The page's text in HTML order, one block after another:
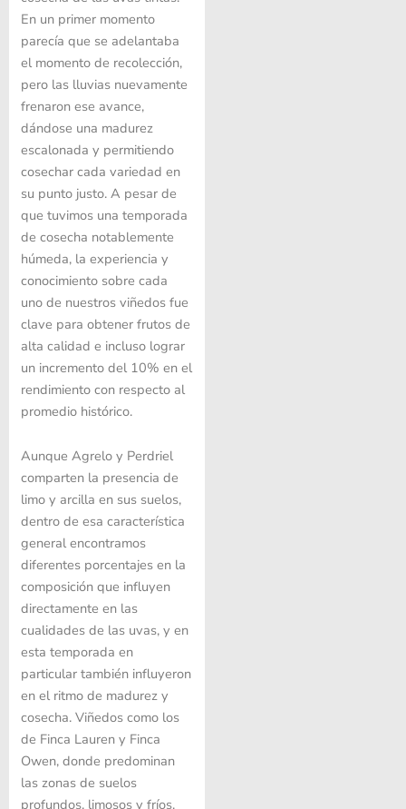
En un primer momento
parecía que se adelantaba
el momento de recolección,
pero las lluvias nuevamente
frenaron ese avance,
dándose una madurez
escalonada y permitiendo
cosechar cada variedad en
su punto justo. A pesar de
que tuvimos una temporada
de cosecha notablemente
húmeda, la experiencia y
conocimiento sobre cada
uno de nuestros viñedos fue
clave para obtener frutos de
alta calidad e incluso lograr
un incremento del 10% en el
rendimiento con respecto al
promedio histórico.
Aunque Agrelo y Perdriel
comparten la presencia de
limo y arcilla en sus suelos,
dentro de esa característica
general encontramos
diferentes porcentajes en la
composición que influyen
directamente en las
cualidades de las uvas, y en
esta temporada en
particular también influyeron
en el ritmo de madurez y
cosecha. Viñedos como los
de Finca Lauren y Finca
Owen, donde predominan
las zonas de suelos
profundos, limosos y fríos,